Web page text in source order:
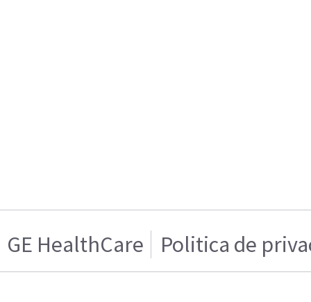
GE HealthCare Politica de